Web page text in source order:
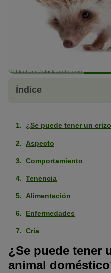
© bluehand / stock.adobe.com
Índice
¿Se puede tener un
Aspecto
Comportamiento
Tenencia
Alimentación
Enfermedades
Cría
¿Se puede tener
animal